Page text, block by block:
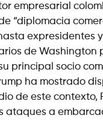
empresarial
“diplomacia
expresidentes
de Washington
principal socio
ha mostrado
de este contexto,
ataques a